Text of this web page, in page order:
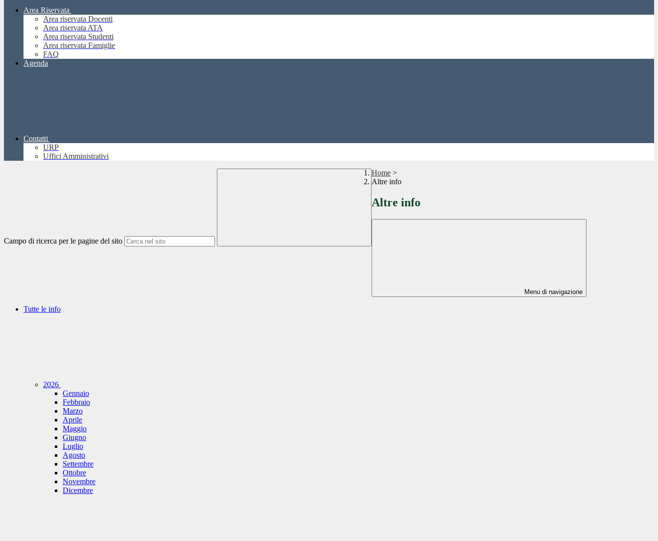
Area Riservata
Area riservata Docenti
Area riservata ATA
Area riservata Studenti
Area riservata Famiglie
FAQ
Agenda
Contatti
URP
Uffici Amministrativi
Campo di ricerca per le pagine del sito
Home >
Altre info
Altre info
Menu di navigazione
Tutte le info
2026
Gennaio
Febbraio
Marzo
Aprile
Maggio
Giugno
Luglio
Agosto
Settembre
Ottobre
Novembre
Dicembre